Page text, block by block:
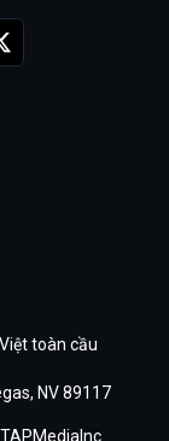
toàn cầu
NV 89117